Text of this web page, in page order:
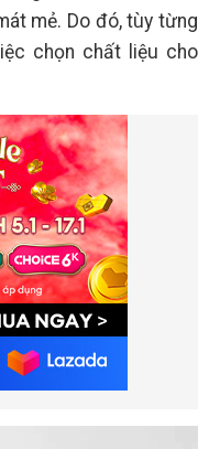
mẻ. Do đó, tùy từng
chọn chất liệu cho